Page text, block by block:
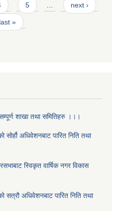
5 … next ›
last »
शाखा तथा समितिहरु ।।।
अधिवेशनबाट पारित निति तथा
स्विकृत वार्षिक नगर विकास
अधिवेशनबाट पारित निति तथा